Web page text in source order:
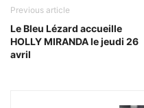
Previous article
Le Bleu Lézard accueille
HOLLY MIRANDA le jeudi 26
avril